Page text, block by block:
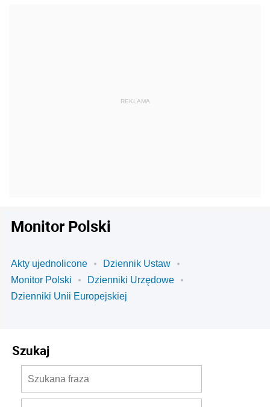
Monitor Polski
Akty ujednolicone
Dziennik Ustaw
Monitor Polski
Dzienniki Urzędowe
Dzienniki Unii Europejskiej
Szukaj